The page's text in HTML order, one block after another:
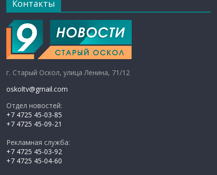
Контакты
г. Старый Оскол, улица Ленина, 71/12
oskoltv@gmail.com
Отдел новостей:
+7 4725 45-03-85
+7 4725 45-09-21
Рекламная служба:
+7 4725 45-03-92
+7 4725 45-04-60